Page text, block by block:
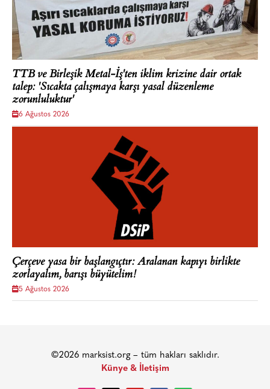
TTB ve Birleşik Metal-İş'ten iklim krizine dair ortak
talep: 'Sıcakta çalışmaya karşı yasal düzenleme
zorunluluktur'
6 Ağustos 2026
Çerçeve yasa bir başlangıçtır: Aralanan kapıyı birlikte
zorlayalım, barışı büyütelim!
5 Ağustos 2026
©2026 marksist.org – tüm hakları saklıdır.
Künye & İletişim